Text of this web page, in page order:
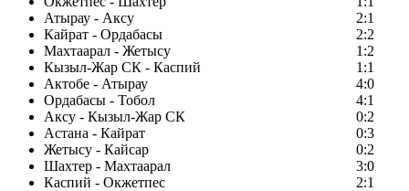
Атырау - Аксу
2:1
Кайрат - Ордабасы
2:2
Махтаарал - Жетысу
1:2
Кызыл-Жар СК - Каспий
1:1
Актобе - Атырау
4:0
Ордабасы - Тобол
4:1
Аксу - Кызыл-Жар СК
0:2
Астана - Кайрат
0:3
Жетысу - Кайсар
0:2
Шахтер - Махтаарал
3:0
Каспий - Окжетпес
2:1